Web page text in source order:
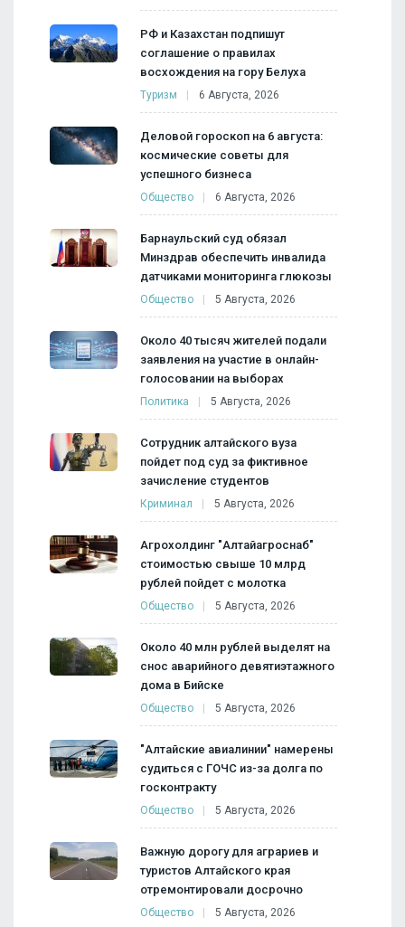
РФ и Казахстан подпишут
соглашение о правилах
восхождения на гору Белуха
Туризм 6 Августа, 2026
Деловой гороскоп на 6 августа:
космические советы для
успешного бизнеса
Общество 6 Августа, 2026
Барнаульский суд обязал
Минздрав обеспечить инвалида
датчиками мониторинга глюкозы
Общество 5 Августа, 2026
Около 40 тысяч жителей подали
заявления на участие в онлайн-
голосовании на выборах
Политика 5 Августа, 2026
Сотрудник алтайского вуза
пойдет под суд за фиктивное
зачисление студентов
Криминал 5 Августа, 2026
Агрохолдинг "Алтайагроснаб"
стоимостью свыше 10 млрд
рублей пойдет с молотка
Общество 5 Августа, 2026
Около 40 млн рублей выделят на
снос аварийного девятиэтажного
дома в Бийске
Общество 5 Августа, 2026
"Алтайские авиалинии" намерены
судиться с ГОЧС из-за долга по
госконтракту
Общество 5 Августа, 2026
Важную дорогу для аграриев и
туристов Алтайского края
отремонтировали досрочно
Общество 5 Августа, 2026